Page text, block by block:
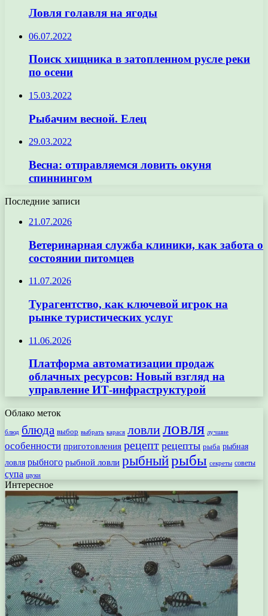
Ловля голавля на ягоды
06.07.2022
Поиск хищника в затопленном русле реки
по осени
15.03.2022
Рыбачим весной. Елец
29.03.2022
Весна: отправляемся ловить окуня
спиннингом
Последние записи
21.07.2026
Ветеринарная служба клиники, как забота о
состоянии питомцев
11.07.2026
Турагентство, как ключевой игрок на
рынке туристических услуг
11.06.2026
Платформа автоматизации продаж
облачных ресурсов: Новый взгляд на
управление ИТ-инфраструктурой
Облако меток
блюд блюда выбор выбрать карася ловлиловля лучшие
особенности приготовления рецепт рецепты рыба рыбная
ловля рыбного рыбной ловли рыбныйрыбы секреты советы
супа щуки
Интересное